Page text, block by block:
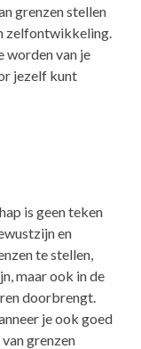
grenzen stellen
zelfontwikkeling.
worden van je
jezelf kunt
is geen teken
en
te stellen,
maar ook in de
doorbrengt.
je ook goed
grenzen